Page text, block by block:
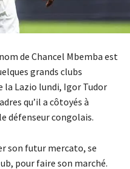
de Chancel Mbemba est
grands clubs
la Lazio lundi, Igor Tudor
qu’il a côtoyés à
défenseur congolais.
son futur mercato, se
pour faire son marché.